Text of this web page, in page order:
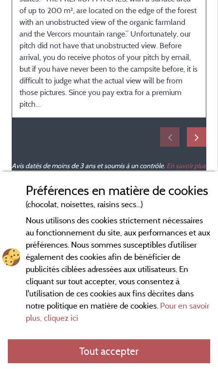
of up to 200 m², are located on the edge of the forest
with an unobstructed view of the organic farmland
and the Vercors mountain range.” Unfortunately, our
pitch did not have that unobstructed view. Before
arrival, you do receive photos of your pitch by email,
but if you have never been to the campsite before, it is
difficult to judge what the actual view will be from
those pictures. Since you pay extra for a premium
pitch…
Avis datés de moins de 3 ans et soumis à un contrôle. En savoir plus
Conditions générales d'utilisation
Contact
Préférences en matière de cookies
(chocolat, noisettes, raisins secs...)
Nous utilisons des cookies strictement nécessaires
au fonctionnement du site, aux performances et aux
préférences. Nous sommes susceptibles d’utiliser
également des cookies afin de bénéficier de
publicités ciblées adressées aux utilisateurs. En
cliquant sur tout accepter, vous consentez à
l'utilisation de ces cookies aux fins décrites dans
notre politique en matière de cookies. Pour en savoir
plus, cliquez ici
Tout accepter